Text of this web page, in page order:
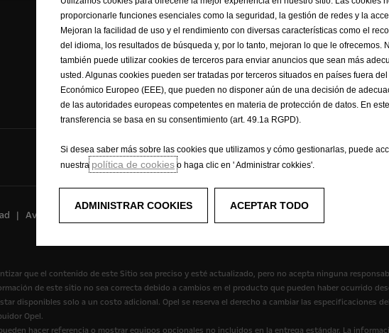
Vans
Vans de carga
Aviso legal
que el contenido de este Sitio sea preciso y esté actualizado, pero no acepta ninguna
de este sitio no sea correcta debido a cambios en el producto que pueden haber ocurrido
disponibles solo a un costo adicional. Opel se reserva el derecho a cambiar las especificaciones
Opel.
hacer referencia o mostrar equipos opcionales no incluidos en la entrega estándar. La
proporcionarle funciones esenciales como la seguridad, la gestión de redes y la
Mejoran la facilidad de uso y el rendimiento con diversas características como el
del idioma, los resultados de búsqueda y, por lo tanto, mejoran lo que le ofrecemos.
también puede utilizar cookies de terceros para enviar anuncios que sean más
usted. Algunas cookies pueden ser tratadas por terceros situados en países fuera
Económico Europeo (EEE), que pueden no disponer aún de una decisión de
de las autoridades europeas competentes en materia de protección de datos. En
transferencia se basa en su consentimiento (art. 49.1a RGPD).
Si desea saber más sobre las cookies que utilizamos y cómo gestionarlas, puede
nuestra política de cookies o haga clic en ' Administrar cokkies'.
ADMINISTRAR COOKIES ACEPTAR TODO